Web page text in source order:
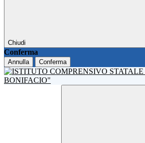
Chiudi
Conferma
Annulla Conferma